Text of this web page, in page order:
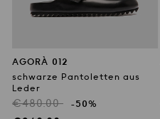
AGORÀ 012
schwarze Pantoletten aus
Leder
Regulärer
€480.00 -50%